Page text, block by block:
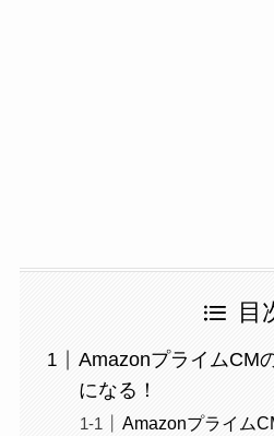
目
AmazonプライムCM
になる！
Amazonプライム